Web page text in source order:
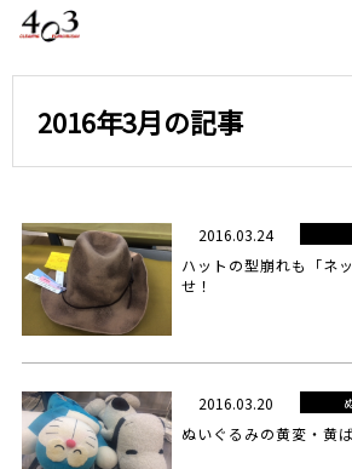
2016年3月の記事
2016.03.24
ハットの型崩れも「ネ
せ！
2016.03.20
ぬいぐるみの黄変・黄